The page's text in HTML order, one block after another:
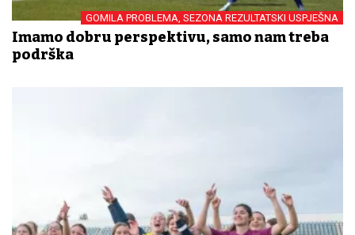
GOMILA PROBLEMA, SEZONA REZULTATSKI USPJEŠNA
Imamo dobru perspektivu, samo nam treba
podrška